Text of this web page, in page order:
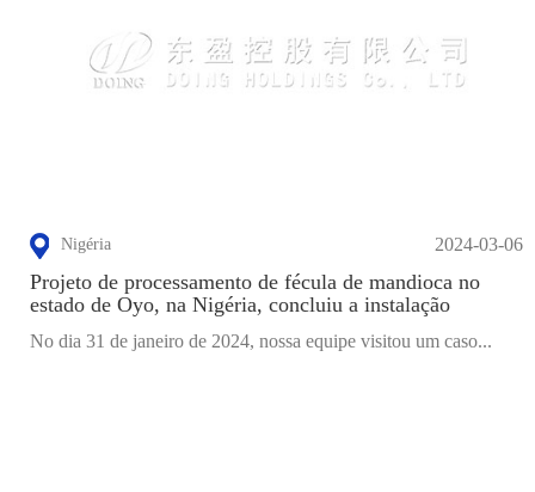
Nigéria 2024-03-06
Projeto de processamento de fécula de mandioca no
estado de Oyo, na Nigéria, concluiu a instalação
No dia 31 de janeiro de 2024, nossa equipe visitou um caso...